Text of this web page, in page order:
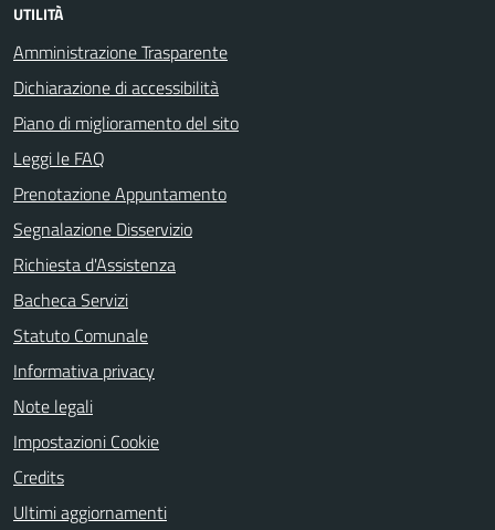
UTILITÀ
Amministrazione Trasparente
Dichiarazione di accessibilità
Piano di miglioramento del sito
Leggi le FAQ
Prenotazione Appuntamento
Segnalazione Disservizio
Richiesta d'Assistenza
Bacheca Servizi
Statuto Comunale
Informativa privacy
Note legali
Impostazioni Cookie
Credits
Ultimi aggiornamenti